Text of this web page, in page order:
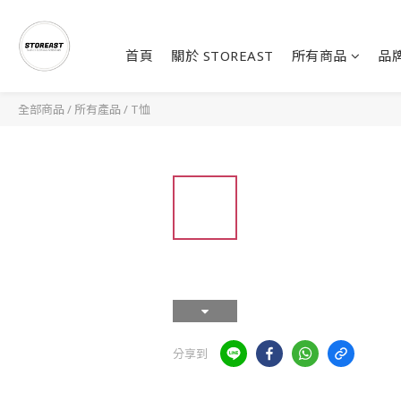
首頁 關於 STOREAST 所有商品 品
全部商品 / 所有產品 / T恤
分享到